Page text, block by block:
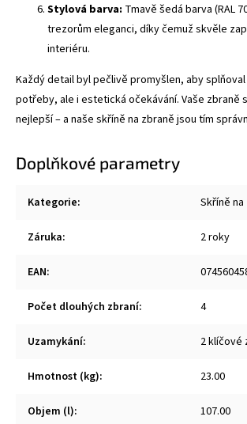
Stylová barva: Tmavě šedá barva (RAL
trezorům eleganci, díky čemuž skvěle
interiéru.
Každý detail byl pečlivě promyšlen, aby
potřeby, ale i estetická očekávání. Vaše zbraně
nejlepší – a naše skříně na zbraně jsou tím
Doplňkové parametry
Kategorie: Skříně
Záruka: 2 roky
EAN:
Počet dlouhých zbraní: 4
Uzamykání: 2 klíčové
Hmotnost (kg): 23.00
Objem (l): 107.00